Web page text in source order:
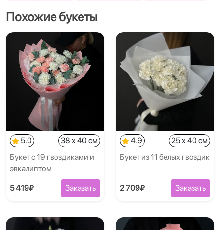
Похожие букеты
5.0
38 x 40 см
Букет с 19 гвоздиками и
эвкалиптом
5 419₽ Заказать
4.9
25 x 40 см
Букет из 11 белых гвоздик
2 709₽ Заказать